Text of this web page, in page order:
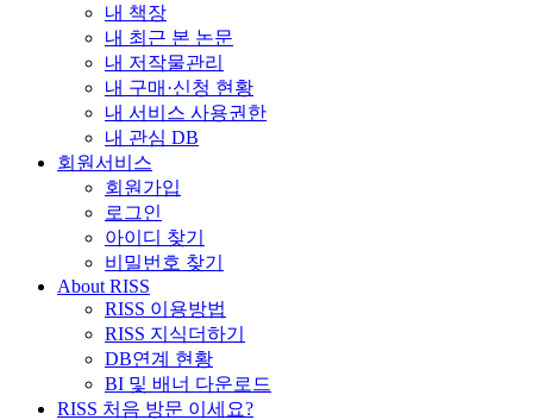
내 책장
내 최근 본 논문
내 저작물관리
내 구매·신청 현황
내 서비스 사용권한
내 관심 DB
회원서비스
회원가입
로그인
아이디 찾기
비밀번호 찾기
About RISS
RISS 이용방법
RISS 지식더하기
DB연계 현황
BI 및 배너 다운로드
RISS 처음 방문 이세요?